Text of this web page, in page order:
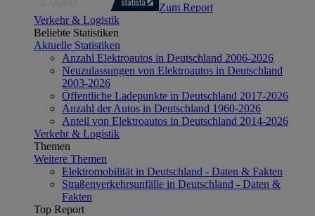
Zum Report
Verkehr & Logistik
Beliebte Statistiken
Aktuelle Statistiken
Anzahl Elektroautos in Deutschland 2006-2026
Neuzulassungen von Elektroautos in Deutschland
2003-2026
Öffentliche Ladepunkte in Deutschland 2017-2026
Anzahl der Autos in Deutschland 1960-2026
Anteil von Elektroautos in Deutschland 2014-2026
Verkehr & Logistik
Themen
Weitere Themen
Elektromobilität in Deutschland - Daten & Fakten
Straßenverkehrsunfälle in Deutschland - Daten &
Fakten
Top Report